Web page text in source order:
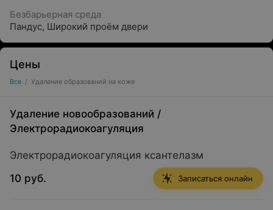
Безбарьерная среда
Пандус, Широкий проём двери
Цены
Все / Удаление образований на коже
Удаление новообразований /
Электрорадиокоагуляция
Электрорадиокоагуляция ксантелазм
10 руб.
Записаться онлайн